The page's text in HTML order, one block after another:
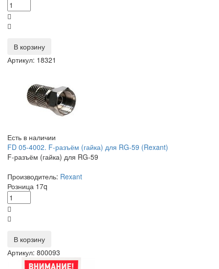
В корзину
Артикул: 18321
Есть в наличии
FD 05-4002. F-разъём (гайка) для RG-59 (Rexant)
F-разъём (гайка) для RG-59
Производитель: Rexant
Розница 17q
В корзину
Артикул: 800093